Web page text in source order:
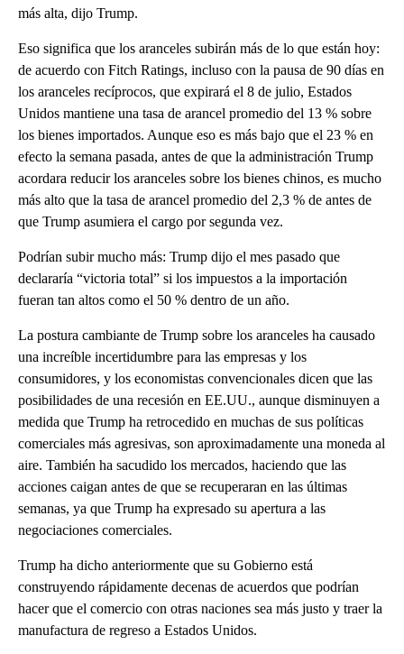
más alta, dijo Trump.
Eso significa que los aranceles subirán más de lo que están hoy:
de acuerdo con Fitch Ratings, incluso con la pausa de 90 días en
los aranceles recíprocos, que expirará el 8 de julio, Estados
Unidos mantiene una tasa de arancel promedio del 13 % sobre
los bienes importados. Aunque eso es más bajo que el 23 % en
efecto la semana pasada, antes de que la administración Trump
acordara reducir los aranceles sobre los bienes chinos, es mucho
más alto que la tasa de arancel promedio del 2,3 % de antes de
que Trump asumiera el cargo por segunda vez.
Podrían subir mucho más: Trump dijo el mes pasado que
declararía “victoria total” si los impuestos a la importación
fueran tan altos como el 50 % dentro de un año.
La postura cambiante de Trump sobre los aranceles ha causado
una increíble incertidumbre para las empresas y los
consumidores, y los economistas convencionales dicen que las
posibilidades de una recesión en EE.UU., aunque disminuyen a
medida que Trump ha retrocedido en muchas de sus políticas
comerciales más agresivas, son aproximadamente una moneda al
aire. También ha sacudido los mercados, haciendo que las
acciones caigan antes de que se recuperaran en las últimas
semanas, ya que Trump ha expresado su apertura a las
negociaciones comerciales.
Trump ha dicho anteriormente que su Gobierno está
construyendo rápidamente decenas de acuerdos que podrían
hacer que el comercio con otras naciones sea más justo y traer la
manufactura de regreso a Estados Unidos.